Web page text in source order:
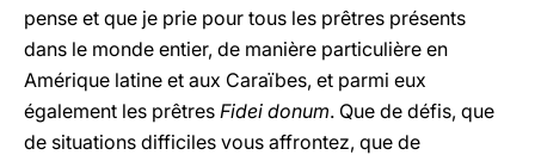
pense et que je prie pour tous les prêtres présents
dans le monde entier, de manière particulière en
Amérique latine et aux Caraïbes, et parmi eux
également les prêtres Fidei donum. Que de défis, que
de situations difficiles vous affrontez, que de